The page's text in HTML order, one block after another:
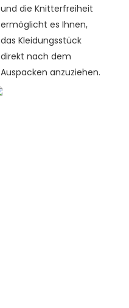
und die Knitterfreiheit
ermöglicht es Ihnen,
das Kleidungsstück
direkt nach dem
Auspacken anzuziehen.